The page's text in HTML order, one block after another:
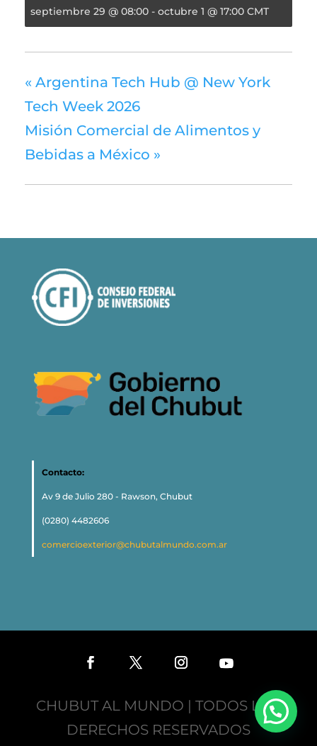
septiembre 29 @ 08:00 - octubre 1 @ 17:00 CMT
« Argentina Tech Hub @ New York
Tech Week 2026
Misión Comercial de Alimentos y
Bebidas a México »
Contacto:
Av 9 de Julio 280 - Rawson, Chubut
(0280) 4482606
comercioexterior@chubutalmundo.com.ar
CHUBUT AL MUNDO | TODOS LOS
DERECHOS RESERVADOS